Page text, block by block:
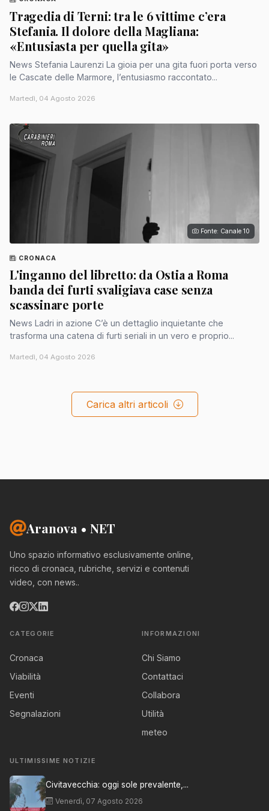
Tragedia di Terni: tra le 6 vittime c’era
Stefania. Il dolore della Magliana:
«Entusiasta per quella gita»
News Stefania Laurenzi La gioia per una gita fuori porta verso
le Cascate delle Marmore, l’entusiasmo raccontato...
Martedì, 04 Agosto 2026
Fonte: Canale 10
CRONACA
L'inganno del libretto: da Ostia a Roma
banda dei furti svaligiava case senza
scassinare porte
News Ladri in azione C’è un dettaglio inquietante che
trasforma una catena di furti seriali in un vero e proprio...
Martedì, 04 Agosto 2026
Carica altri articoli
Aranova • NET
Uno spazio informativo esclusivamente online,
ricco di cronaca, rubriche, servizi e contenuti
video, con news..
CATEGORIE
Cronaca
Viabilità
Eventi
Segnalazioni
INFORMAZIONI
Chi Siamo
Contattaci
Collabora
Utilità
meteo
ULTIMISSIME NOTIZIE
Civitavecchia: oggi sole prevalente,...
Venerdì, 07 Agosto 2026